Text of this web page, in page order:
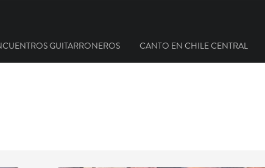
GUITARRONEROS CANTO EN CHILE CENTRAL